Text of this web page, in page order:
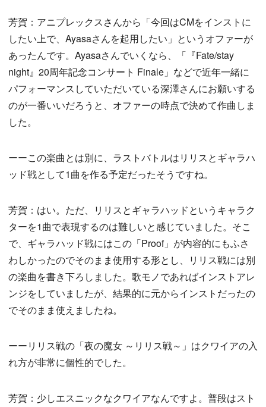
芳賀：アニプレックスさんから「今回はCMをインストに
したい上で、Ayasaさんを起用したい」というオファーが
あったんです。Ayasaさんでいくなら、「『Fate/stay
night』20周年記念コンサート Finale」などで近年一緒に
パフォーマンスしていただいている深澤さんにお願いする
のが一番いいだろうと、オファーの時点で決めて作曲しま
した。
ーーこの楽曲とは別に、ラストバトルはリリスとギャラハ
ッド戦として1曲を作る予定だったそうですね。
芳賀：はい。ただ、リリスとギャラハッドというキャラク
ターを1曲で表現するのは難しいと感じていました。そこ
で、ギャラハッド戦にはこの「Proof」が内容的にもふさ
わしかったのでそのまま使用する形とし、リリス戦には別
の楽曲を書き下ろしました。歌モノであればインストアレ
ンジをしていましたが、結果的に元からインストだったの
でそのまま使えましたね。
ーーリリス戦の「夜の魔女 ～リリス戦～」はクワイアの入
れ方が非常に個性的でした。
芳賀：少しエスニックなクワイアなんですよ。普段はスト